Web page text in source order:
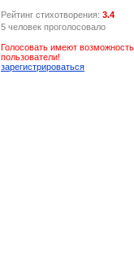
Рейтинг стихотворения: 3.4
5 человек проголосовало
Голосовать имеют
пользователи!
зарегистрироваться